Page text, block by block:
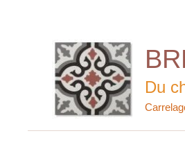
Du